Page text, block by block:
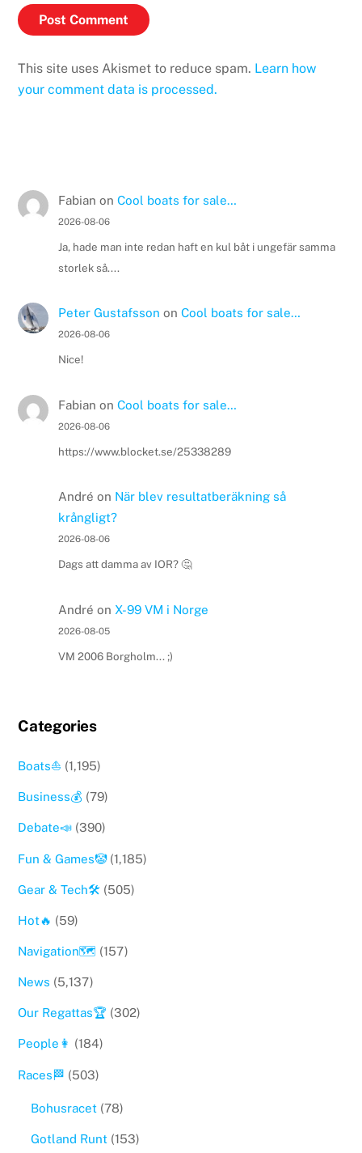
This site uses Akismet to reduce spam. Learn how
your comment data is processed.
Fabian on Cool boats for sale…
2026-08-06
Ja, hade man inte redan haft en kul båt i ungefär samma
storlek så....
Peter Gustafsson on Cool boats for sale…
2026-08-06
Nice!
Fabian on Cool boats for sale…
2026-08-06
https://www.blocket.se/25338289
André on När blev resultatberäkning så
krångligt?
2026-08-06
Dags att damma av IOR? 🤔
André on X-99 VM i Norge
2026-08-05
VM 2006 Borgholm... ;)
Categories
Boats⛵️ (1,195)
Business💰 (79)
Debate📣 (390)
Fun & Games🤡(1,185)
Gear & Tech🛠 (505)
Hot🔥 (59)
Navigation🗺 (157)
News (5,137)
Our Regattas🏆 (302)
People👩 (184)
Races🏁 (503)
Bohusracet(78)
Gotland Runt(153)